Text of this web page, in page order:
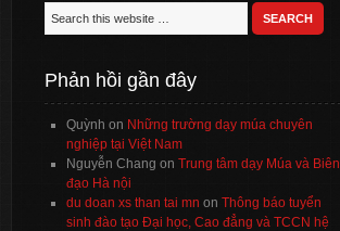
Phản hồi gần đây
Quỳnh on Những trường dạy múa chuyên
nghiệp tại Việt Nam
Nguyễn Chang on Trung tâm dạy Múa và Biên
đạo Hà nội
du doan xs than tai mn on Thông báo tuyển
sinh đào tạo Đại học, Cao đẳng và TCCN hệ